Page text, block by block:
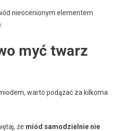
nieocenionym elementem
.
myć twarz
warto podążać za kilkoma
że miód samodzielnie nie